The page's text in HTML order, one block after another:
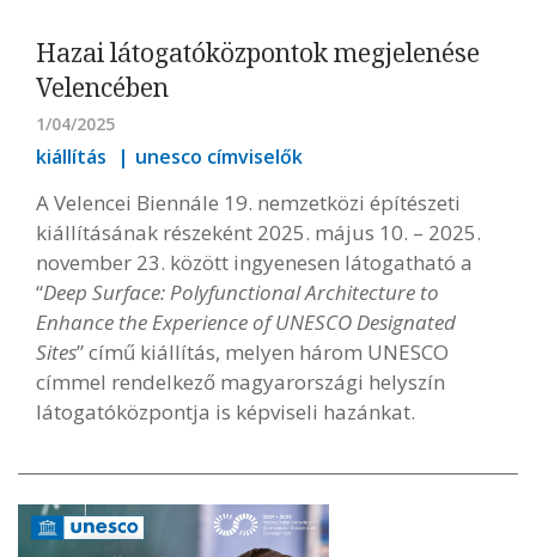
Hazai látogatóközpontok megjelenése
Velencében
1/04/2025
kiállítás unesco címviselők
A Velencei Biennále 19. nemzetközi építészeti
kiállításának részeként 2025. május 10. – 2025.
november 23. között ingyenesen látogatható a
“Deep Surface: Polyfunctional Architecture to
Enhance the Experience of UNESCO Designated
Sites” című kiállítás, melyen három UNESCO
címmel rendelkező magyarországi helyszín
látogatóközpontja is képviseli hazánkat.